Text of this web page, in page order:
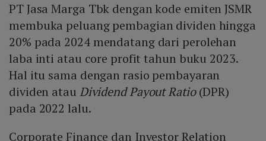
PT Jasa Marga Tbk dengan kode emiten JSMR
membuka peluang pembagian dividen hingga
20% pada 2024 mendatang dari perolehan
laba inti atau core profit tahun buku 2023.
Hal itu sama dengan rasio pembayaran
dividen atau Dividend Payout Ratio(DPR)
pada 2022 lalu.
Corporate Finance dan Investor Relation